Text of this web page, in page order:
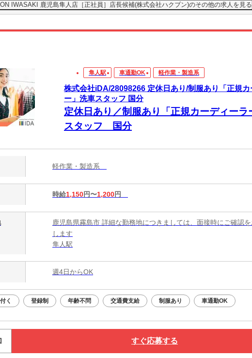
IWASAKI 鹿児島隼人店［正社員］店長候補(株式会社ハクブン)のその他の求人を見る
隼人駅 車通勤OK 軽作業・製造系
株式会社iDA/28098266 定休日あり/制服あり「正規カ
ー」洗車スタッフ 国分
定休日あり／制服あり「正規カーディーラ
スタッフ 国分
軽作業・製造系
時給1,150円〜1,200円
鹿児島県霧島市 詳細な勤務地につきましては、面接時にご確認
します
隼人駅
週4日からOK
く 登録制 年齢不問 交通費支給 制服あり 車通勤OK
すぐ応募する